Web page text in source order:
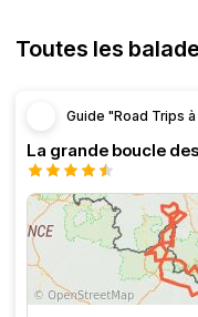
Toutes les
Guide "Road Trips
La grande boucle